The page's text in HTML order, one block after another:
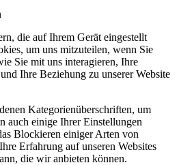
die auf Ihrem Gerät eingestellt
um uns mitzuteilen, wenn Sie
Sie mit uns interagieren, Ihre
Ihre Beziehung zu unserer Website
Kategorienüberschriften, um
auch einige Ihrer Einstellungen
Blockieren einiger Arten von
Erfahrung auf unseren Websites
die wir anbieten können.